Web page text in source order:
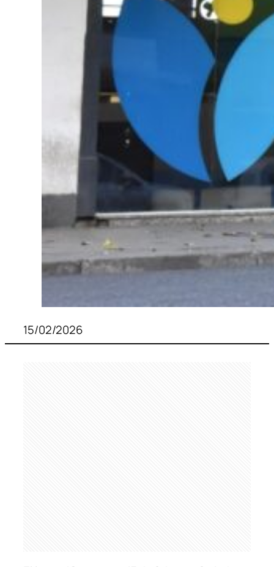
15/02/2026